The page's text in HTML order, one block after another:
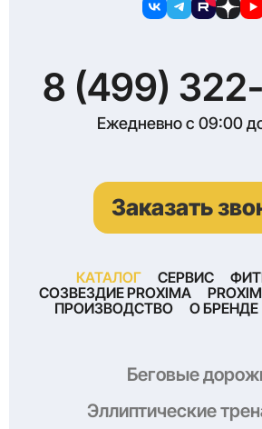
8 (499)
Ежедневно с 09:00
Заказать
КАТАЛОГ СЕРВИС
СОЗВЕЗДИЕ PROXIMA
ПРОИЗВОДСТВО
О БРЕНДЕ
Беговые
Эллиптические